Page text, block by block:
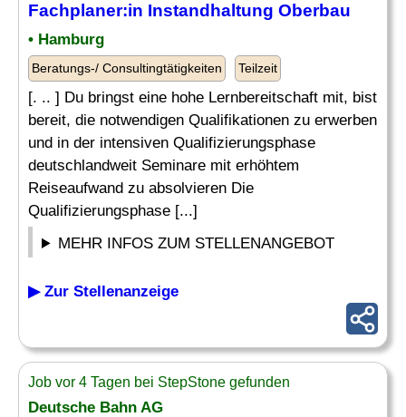
Fachplaner:in Instandhaltung Oberbau
• Hamburg
Beratungs-/ Consultingtätigkeiten Teilzeit
[. .. ] Du bringst eine hohe Lernbereitschaft mit, bist
bereit, die notwendigen Qualifikationen zu erwerben
und in der intensiven Qualifizierungsphase
deutschlandweit Seminare mit erhöhtem
Reiseaufwand zu absolvieren Die
Qualifizierungsphase [...]
MEHR INFOS ZUM STELLENANGEBOT
▶ Zur Stellenanzeige
Job vor 4 Tagen bei StepStone gefunden
Deutsche Bahn AG